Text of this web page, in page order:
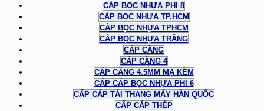
CÁP BỌC NHỰA PHI 8
CÁP BỌC NHỰA TP.HCM
CÁP BỌC NHỰA TPHCM
CÁP BỌC NHỰA TRẮNG
CÁP CĂNG
CÁP CĂNG 4
CÁP CĂNG 4.5MM MẠ KẼM
CÁP CÁP BỌC NHỰA PHI 6
CẤP CÁP TẢI THANG MÁY HÀN QUỐC
CẤP CÁP THÉP